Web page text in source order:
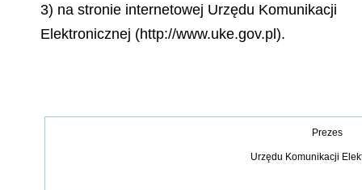
3) na stronie internetowej Urzędu Komunikacji
Elektronicznej (http://www.uke.gov.pl).
Prezes
Urzędu Komunikacji